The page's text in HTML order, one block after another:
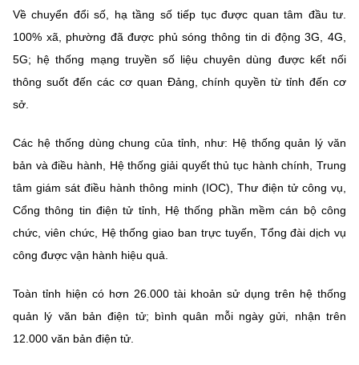
Về chuyển đổi số, hạ tầng số tiếp tục được quan tâm đầu tư.
100% xã, phường đã được phủ sóng thông tin di động 3G, 4G,
5G; hệ thống mạng truyền số liệu chuyên dùng được kết nối
thông suốt đến các cơ quan Đảng, chính quyền từ tỉnh đến cơ
sở.
Các hệ thống dùng chung của tỉnh, như: Hệ thống quản lý văn
bản và điều hành, Hệ thống giải quyết thủ tục hành chính, Trung
tâm giám sát điều hành thông minh (IOC), Thư điện tử công vụ,
Cổng thông tin điện tử tỉnh, Hệ thống phần mềm cán bộ công
chức, viên chức, Hệ thống giao ban trực tuyến, Tổng đài dịch vụ
công được vận hành hiệu quả.
Toàn tỉnh hiện có hơn 26.000 tài khoản sử dụng trên hệ thống
quản lý văn bản điện tử; bình quân mỗi ngày gửi, nhận trên
12.000 văn bản điện tử.